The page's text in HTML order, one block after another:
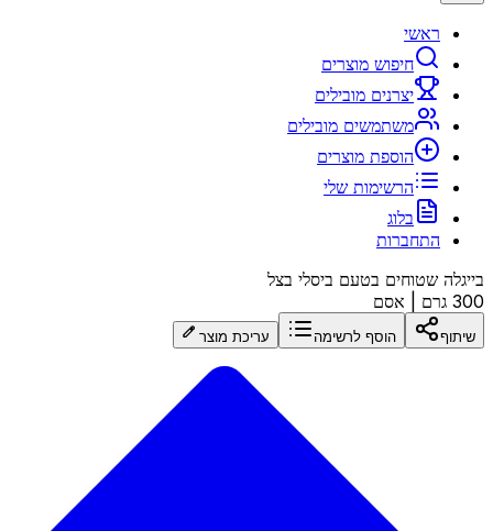
ראשי
חיפוש מוצרים
יצרנים מובילים
משתמשים מובילים
הוספת מוצרים
הרשימות שלי
בלוג
התחברות
בייגלה שטוחים בטעם ביסלי בצל
300 גרם
אסם
שיתוף הוסף לרשימה עריכת מוצר